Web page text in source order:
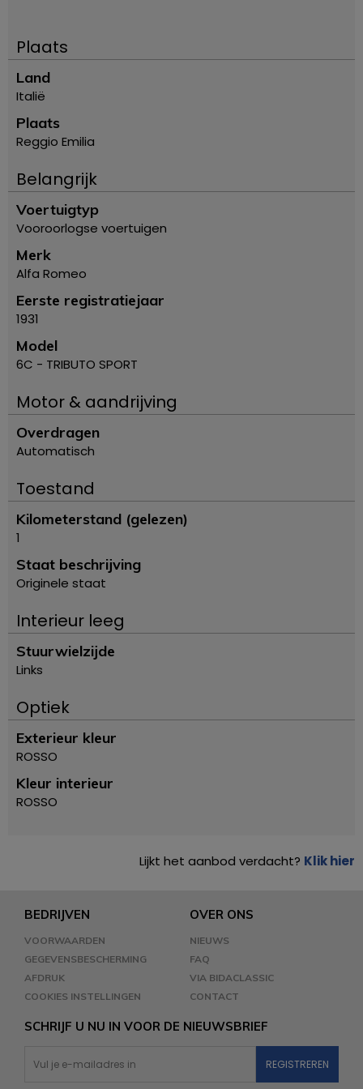
Plaats
Land
Italië
Plaats
Reggio Emilia
Belangrijk
Voertuigtyp
Vooroorlogse voertuigen
Merk
Alfa Romeo
Eerste registratiejaar
1931
Model
6C - TRIBUTO SPORT
Motor & aandrijving
Overdragen
Automatisch
Toestand
Kilometerstand (gelezen)
1
Staat beschrijving
Originele staat
Interieur leeg
Stuurwielzijde
Links
Optiek
Exterieur kleur
ROSSO
Kleur interieur
ROSSO
Lijkt het aanbod verdacht? Klik hier
BEDRIJVEN
VOORWAARDEN
GEGEVENSBESCHERMING
AFDRUK
COOKIES INSTELLINGEN
OVER ONS
NIEUWS
FAQ
VIA BIDACLASSIC
CONTACT
SCHRIJF U NU IN VOOR DE NIEUWSBRIEF